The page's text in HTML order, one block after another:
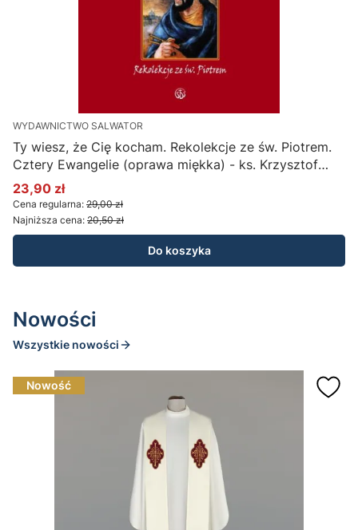
WYDAWNICTWO SALWATOR
Ty wiesz, że Cię kocham. Rekolekcje ze św. Piotrem.
Cztery Ewangelie (oprawa miękka) - ks. Krzysztof
Wons SDS
Cena promocyjna
23,90 zł
Cena regularna: 29,00 zł
Najniższa cena: 20,50 zł
Do koszyka
Nowości
Wszystkie nowości
Nowość